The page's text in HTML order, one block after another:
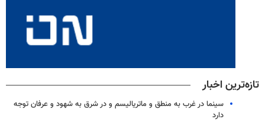
تازه‌ترین اخبار
سینما در غرب به منطق و ماتریالیسم و در شرق به شهود و عرفان توجه
دارد